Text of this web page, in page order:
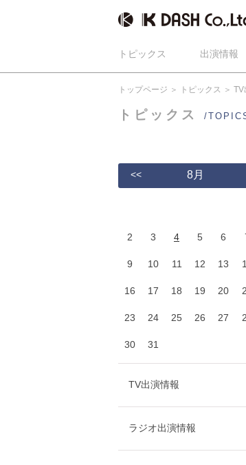
トピックス 出演情報
トップページ トピックス TV
トピックス /
<< 8月
2 3 4 5 6
9 10 11 12 13
16 17 18 19 20
23 24 25 26 27
30 31
TV出演情報
ラジオ出演情報